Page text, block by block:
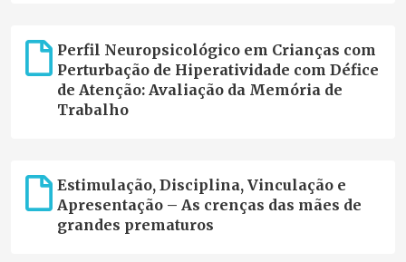
Perfil Neuropsicológico em Crianças com
Perturbação de Hiperatividade com Défice
de Atenção: Avaliação da Memória de
Trabalho
Estimulação, Disciplina, Vinculação e
Apresentação – As crenças das mães de
grandes prematuros